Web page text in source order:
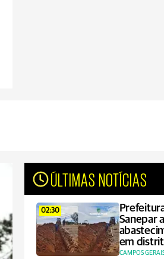
ÚLTIMAS NOTÍCIAS
02:30
Sanepar
em
CAMPOS